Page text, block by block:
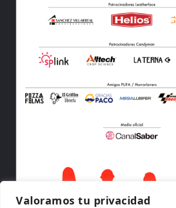
Valoramos tu privacidad